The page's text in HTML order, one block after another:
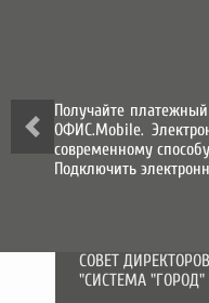
СОВЕТ
"СИСТЕМА "ГОРОД"
Получайте
ОФИС.Mobile.
современному
Подключить